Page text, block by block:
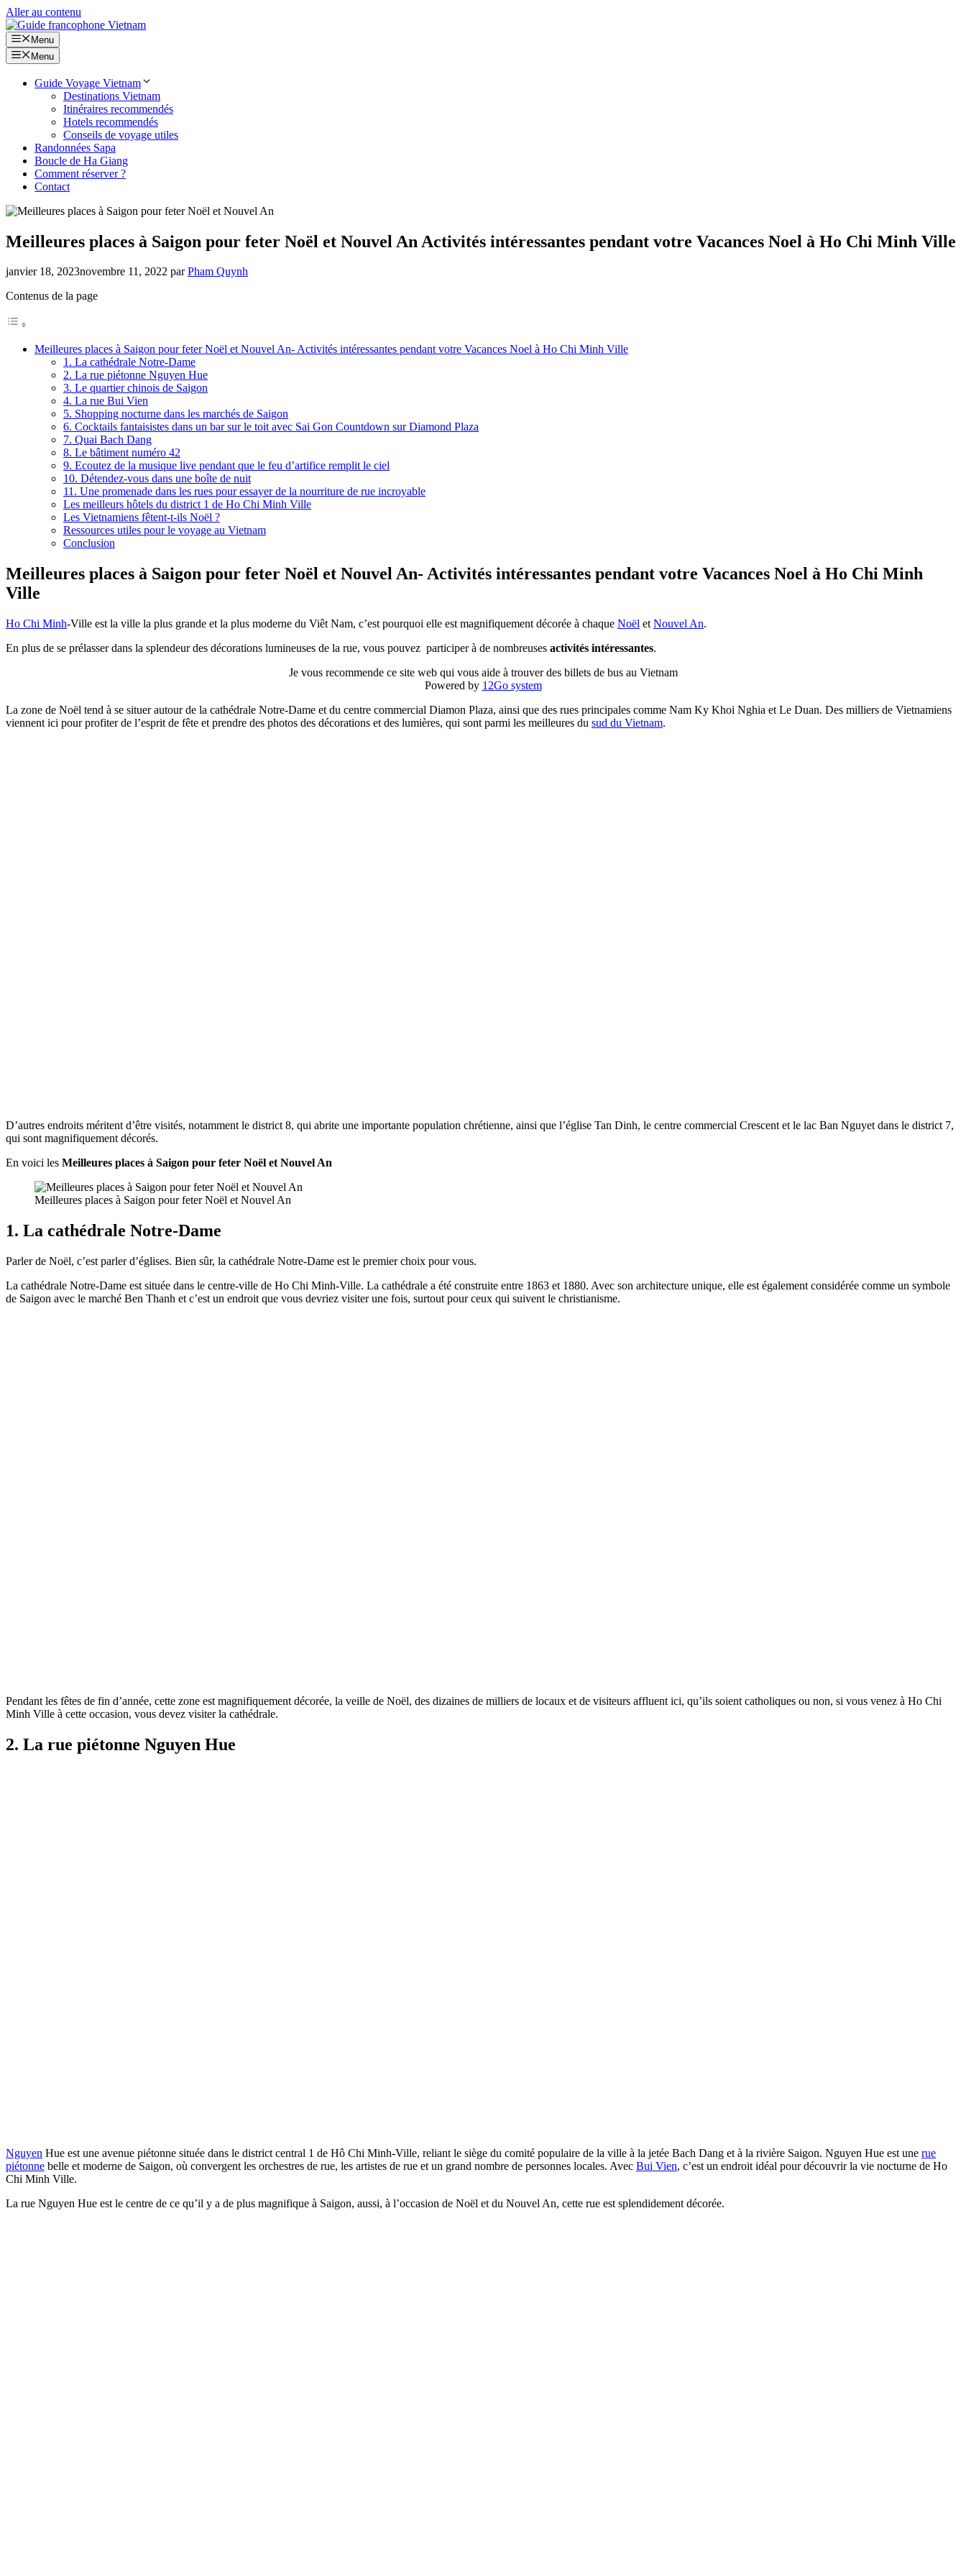
Aller au contenu
Menu
Menu
Guide Voyage Vietnam
Destinations Vietnam
Itinéraires recommendés
Hotels recommendés
Conseils de voyage utiles
Randonnées Sapa
Boucle de Ha Giang
Comment réserver ?
Contact
Meilleures places à Saigon pour feter Noël et Nouvel An Activités intéressantes pendant votre Vacances Noel à Ho Chi Minh Ville
janvier 18, 2023novembre 11, 2022 parPham Quynh
Contenus de la page
Meilleures places à Saigon pour feter Noël et Nouvel An- Activités intéressantes pendant votre Vacances Noel à Ho Chi Minh Ville
1. La cathédrale Notre-Dame
2. La rue piétonne Nguyen Hue
3. Le quartier chinois de Saigon
4. La rue Bui Vien
5. Shopping nocturne dans les marchés de Saigon
6. Cocktails fantaisistes dans un bar sur le toit avec Sai Gon Countdown sur Diamond Plaza
7. Quai Bach Dang
8. Le bâtiment numéro 42
9. Ecoutez de la musique live pendant que le feu d’artifice remplit le ciel
10. Détendez-vous dans une boîte de nuit
11. Une promenade dans les rues pour essayer de la nourriture de rue incroyable
Les meilleurs hôtels du district 1 de Ho Chi Minh Ville
Les Vietnamiens fêtent-t-ils Noël ?
Ressources utiles pour le voyage au Vietnam
Conclusion
Meilleures places à Saigon pour feter Noël et Nouvel An- Activités intéressantes pendant votre Vacances Noel à Ho Chi Minh
Ville
Ho Chi Minh-Ville est la ville la plus grande et la plus moderne du Viêt Nam, c’est pourquoi elle est magnifiquement décorée à chaque Noël et Nouvel An.
En plus de se prélasser dans la splendeur des décorations lumineuses de la rue, vous pouvez participer à de nombreuses activités intéressantes.
Je vous recommende ce site web qui vous aide à trouver des billets de bus au Vietnam
Powered by 12Go system
La zone de Noël tend à se situer autour de la cathédrale Notre-Dame et du centre commercial Diamon Plaza, ainsi que des rues principales comme Nam Ky Khoi Nghia et Le Duan. Des milliers de Vietnamiens
viennent ici pour profiter de l’esprit de fête et prendre des photos des décorations et des lumières, qui sont parmi les meilleures du sud du Vietnam.
D’autres endroits méritent d’être visités, notamment le district 8, qui abrite une importante population chrétienne, ainsi que l’église Tan Dinh, le centre commercial Crescent et le lac Ban Nguyet dans le district 7,
qui sont magnifiquement décorés.
En voici les Meilleures places à Saigon pour feter Noël et Nouvel An
Meilleures places à Saigon pour feter Noël et Nouvel An
1. La cathédrale Notre-Dame
Parler de Noël, c’est parler d’églises. Bien sûr, la cathédrale Notre-Dame est le premier choix pour vous.
La cathédrale Notre-Dame est située dans le centre-ville de Ho Chi Minh-Ville. La cathédrale a été construite entre 1863 et 1880. Avec son architecture unique, elle est également considérée comme un symbole
de Saigon avec le marché Ben Thanh et c’est un endroit que vous devriez visiter une fois, surtout pour ceux qui suivent le christianisme.
Pendant les fêtes de fin d’année, cette zone est magnifiquement décorée, la veille de Noël, des dizaines de milliers de locaux et de visiteurs affluent ici, qu’ils soient catholiques ou non, si vous venez à Ho Chi
Minh Ville à cette occasion, vous devez visiter la cathédrale.
2. La rue piétonne Nguyen Hue
Nguyen Hue est une avenue piétonne située dans le district central 1 de Hô Chi Minh-Ville, reliant le siège du comité populaire de la ville à la jetée Bach Dang et à la rivière Saigon. Nguyen Hue est une rue
piétonne belle et moderne de Saigon, où convergent les orchestres de rue, les artistes de rue et un grand nombre de personnes locales. Avec Bui Vien, c’est un endroit idéal pour découvrir la vie nocturne de Ho
Chi Minh Ville.
La rue Nguyen Hue est le centre de ce qu’il y a de plus magnifique à Saigon, aussi, à l’occasion de Noël et du Nouvel An, cette rue est splendidement décorée.